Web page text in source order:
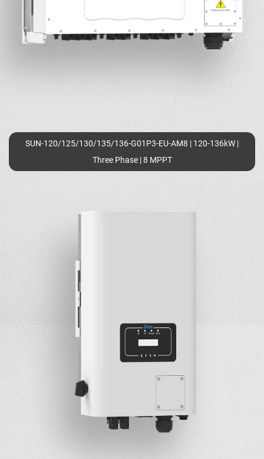
SUN-120/125/130/135/136-G01P3-EU-AM8 | 120-136kW |
Three Phase | 8 MPPT